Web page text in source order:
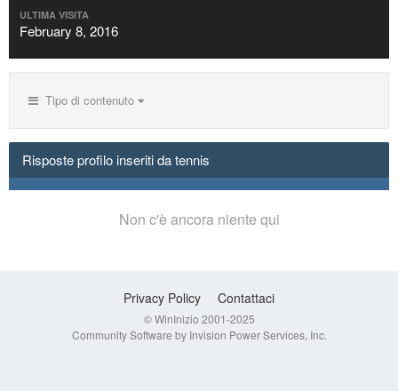
ULTIMA VISITA
February 8, 2016
Tipo di contenuto
Risposte profilo inseriti da tennis
Non c'è ancora niente qui
Privacy Policy Contattaci
© WinInizio 2001-2025
Community Software by Invision Power Services, Inc.